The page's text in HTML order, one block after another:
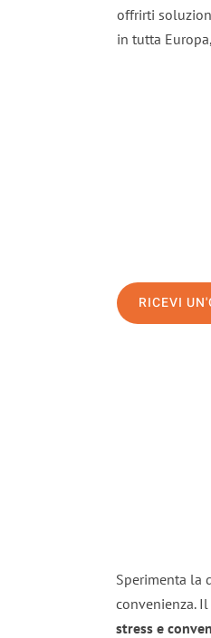
offrirti
in tutta
RICEVI
Sperimenta la
convenienza.
stress e